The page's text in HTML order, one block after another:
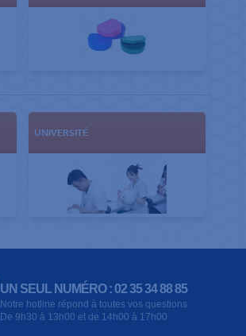
UNIVERSITÉ
UN SEUL NUMÉRO : 02 35 34 88 85
Notre hotline répond à toutes vos questions
De 9h30 à 13h00 et de 14h00 à 17h00